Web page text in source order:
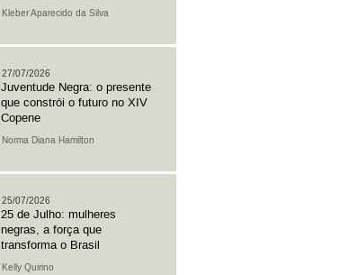
Kleber Aparecido da Silva
Norma Diana Hamilton
27/07/2026
Juventude Negra: o presente
que constrói o futuro no XIV
Copene
Kelly Quirino
25/07/2026
25 de Julho: mulheres
negras, a força que
transforma o Brasil